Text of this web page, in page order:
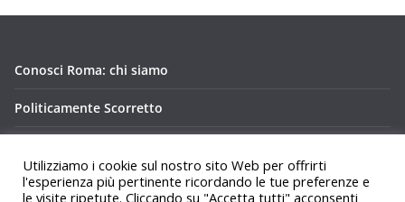
Conosci Roma: chi siamo
Politicamente Scorretto
Utilizziamo i cookie sul nostro sito Web per offrirti
l'esperienza più pertinente ricordando le tue preferenze e
le visite ripetute. Cliccando su "Accetta tutti" acconsenti